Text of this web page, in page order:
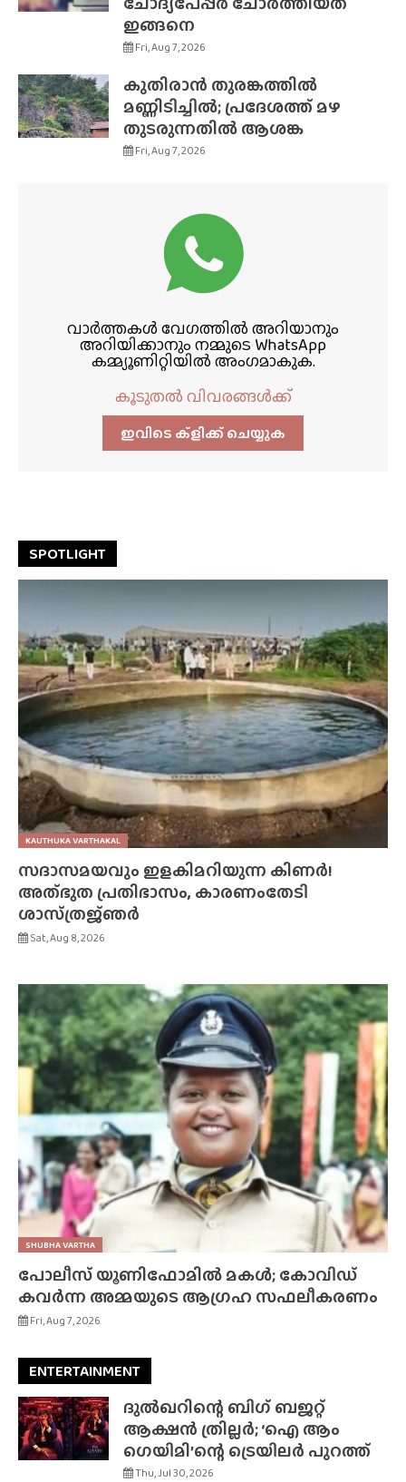
ഇങ്ങനെ
Fri, Aug 7, 2026
കുതിരാൻ തുരങ്കത്തിൽ
മണ്ണിടിച്ചിൽ; പ്രദേശത്ത് മഴ
തുടരുന്നതിൽ ആശങ്ക
Fri, Aug 7, 2026
വാർത്തകൾ വേഗത്തിൽ അറിയാനും
അറിയിക്കാനും നമ്മുടെ WhatsApp
കമ്മ്യൂണിറ്റിയിൽ അംഗമാകുക.
കൂടുതൽ വിവരങ്ങൾക്ക്
ഇവിടെ ക്ളിക്ക്‌ ചെയ്യുക
SPOTLIGHT
KAUTHUKA VARTHAKAL
സദാസമയവും ഇളകിമറിയുന്ന കിണർ!
അത്‌ഭുത പ്രതിഭാസം, കാരണംതേടി
ശാസ്‌ത്രജ്‌ഞർ
Sat, Aug 8, 2026
SHUBHA VARTHA
പോലീസ് യൂണിഫോമിൽ മകൾ; കോവിഡ്
കവർന്ന അമ്മയുടെ ആഗ്രഹ സഫലീകരണം
Fri, Aug 7, 2026
ENTERTAINMENT
ദുൽഖറിന്റെ ബിഗ് ബജറ്റ്
ആക്ഷൻ ത്രില്ലർ; ‘ഐ ആം
ഗെയിമി’ന്റെ ട്രെയിലർ പുറത്ത്
Thu, Jul 30, 2026